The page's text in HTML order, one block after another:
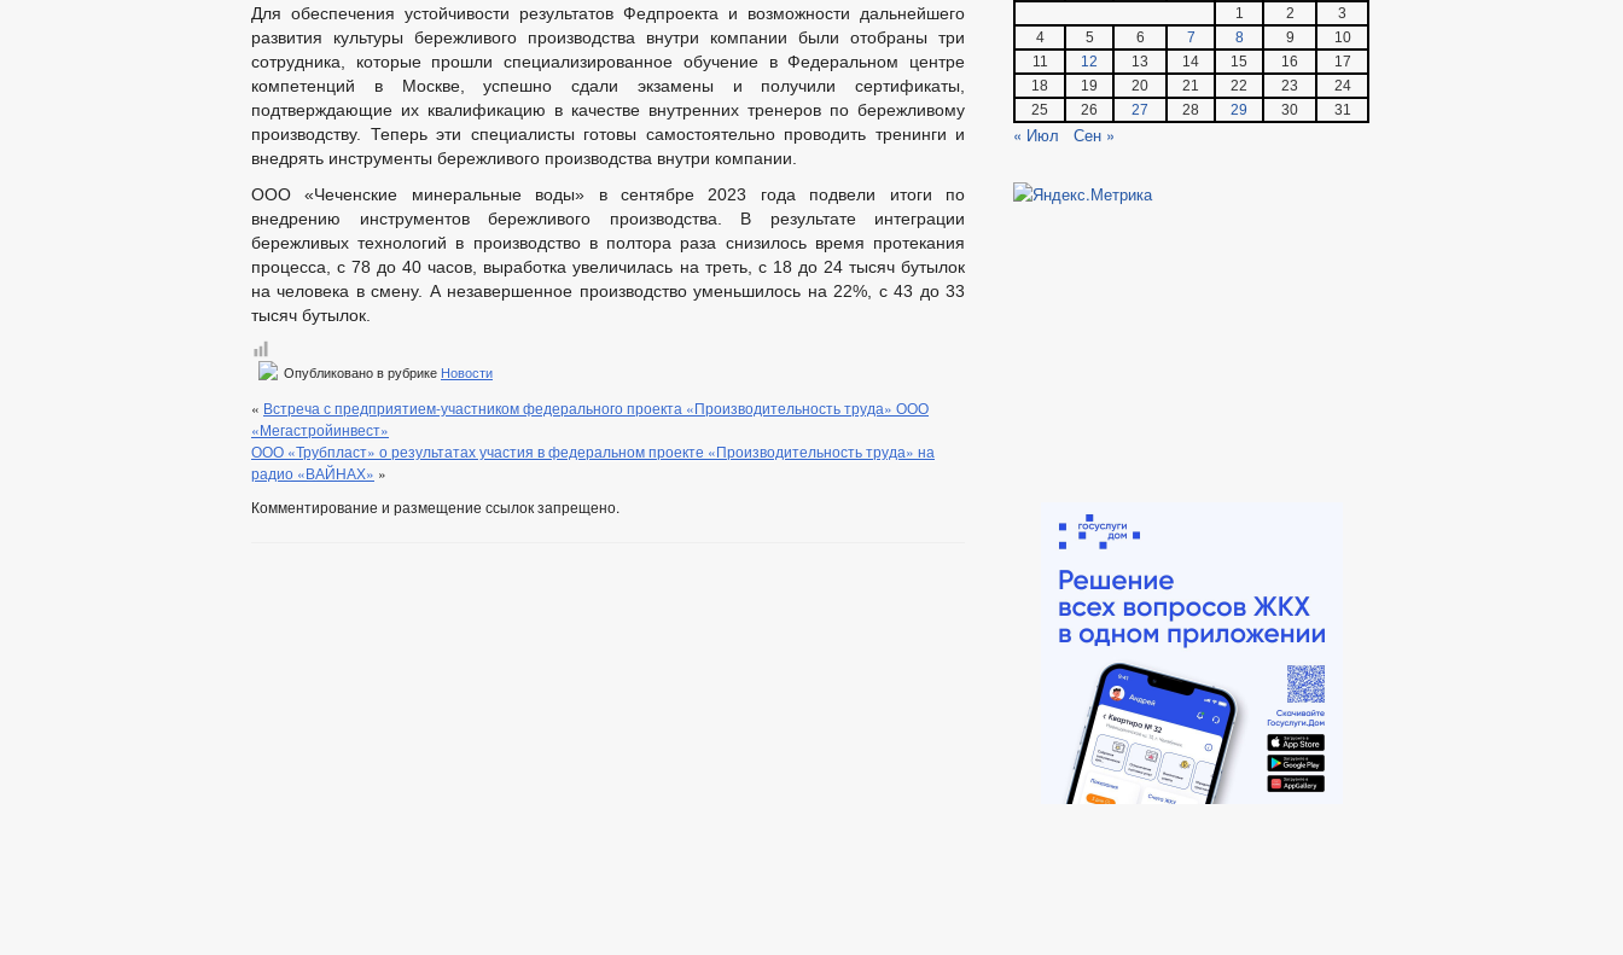
Для обеспечения устойчивости результатов Федпроекта и возможности дальнейшего
развития культуры бережливого производства внутри компании были отобраны три
сотрудника, которые прошли специализированное обучение в Федеральном центре
компетенций в Москве, успешно сдали экзамены и получили сертификаты,
подтверждающие их квалификацию в качестве внутренних тренеров по бережливому
производству. Теперь эти специалисты готовы самостоятельно проводить тренинги и
внедрять инструменты бережливого производства внутри компании.
ООО «Чеченские минеральные воды» в сентябре 2023 года подвели итоги по
внедрению инструментов бережливого производства. В результате интеграции
бережливых технологий в производство в полтора раза снизилось время протекания
процесса, с 78 до 40 часов, выработка увеличилась на треть, с 18 до 24 тысяч бутылок
на человека в смену. А незавершенное производство уменьшилось на 22%, с 43 до 33
тысяч бутылок.
Опубликовано в рубрике Новости
« Встреча с предприятием-участником федерального проекта «Производительность труда» ООО
«Мегастройинвест»
ООО «Трубпласт» о результатах участия в федеральном проекте «Производительность труда» на
радио «ВАЙНАХ» »
Комментирование и размещение ссылок запрещено.
1 2
3
4
5 6 7 8 9
10
11
12 13 14 15 16
17
18
19 20 21 22 23
24
25
26 27 28 29 30 31
« Июл Сен »